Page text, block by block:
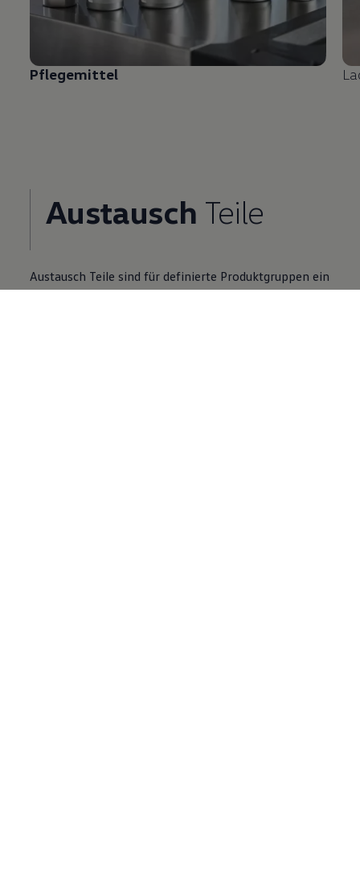
Pflegemittel
Austausch Teile
Austausch Teile sind für definierte Produktgruppen ein